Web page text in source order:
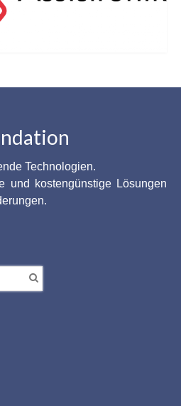
Technologien.
und kostengünstige Lösungen